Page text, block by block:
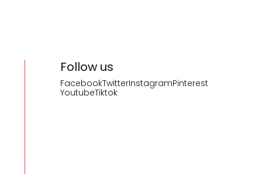
Follow us
FacebookTwitterInstagramPinterest
YoutubeTiktok